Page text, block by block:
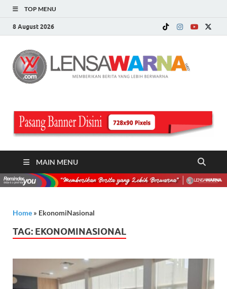
TOP MENU
8 August 2026
MAIN MENU
Home » EkonomiNasional
TAG: EKONOMINASIONAL